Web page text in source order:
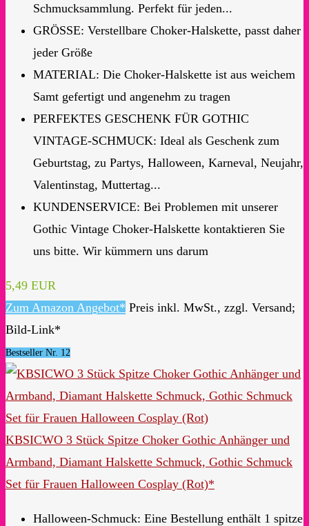
Schmucksammlung. Perfekt für jeden...
GRÖSSE: Verstellbare Choker-Halskette, passt daher
jeder Größe
MATERIAL: Die Choker-Halskette ist aus weichem
Samt gefertigt und angenehm zu tragen
PERFEKTES GESCHENK FÜR GOTHIC
VINTAGE-SCHMUCK: Ideal als Geschenk zum
Geburtstag, zu Partys, Halloween, Karneval, Neujahr,
Valentinstag, Muttertag...
KUNDENSERVICE: Bei Problemen mit unserer
Gothic Vintage Choker-Halskette kontaktieren Sie
uns bitte. Wir kümmern uns darum
5,49 EUR
Zum Amazon Angebot* Preis inkl. MwSt., zzgl. Versand;
Bild-Link*
Bestseller Nr. 12
KBSICWO 3 Stück Spitze Choker Gothic Anhänger und
Armband, Diamant Halskette Schmuck, Gothic Schmuck
Set für Frauen Halloween Cosplay (Rot)*
Halloween-Schmuck: Eine Bestellung enthält 1 spitze